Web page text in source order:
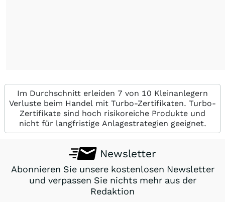
Im Durchschnitt erleiden 7 von 10 Kleinanlegern
Verluste beim Handel mit Turbo-Zertifikaten. Turbo-
Zertifikate sind hoch risikoreiche Produkte und
nicht für langfristige Anlagestrategien geeignet.
Newsletter
Abonnieren Sie unsere kostenlosen Newsletter
und verpassen Sie nichts mehr aus der
Redaktion